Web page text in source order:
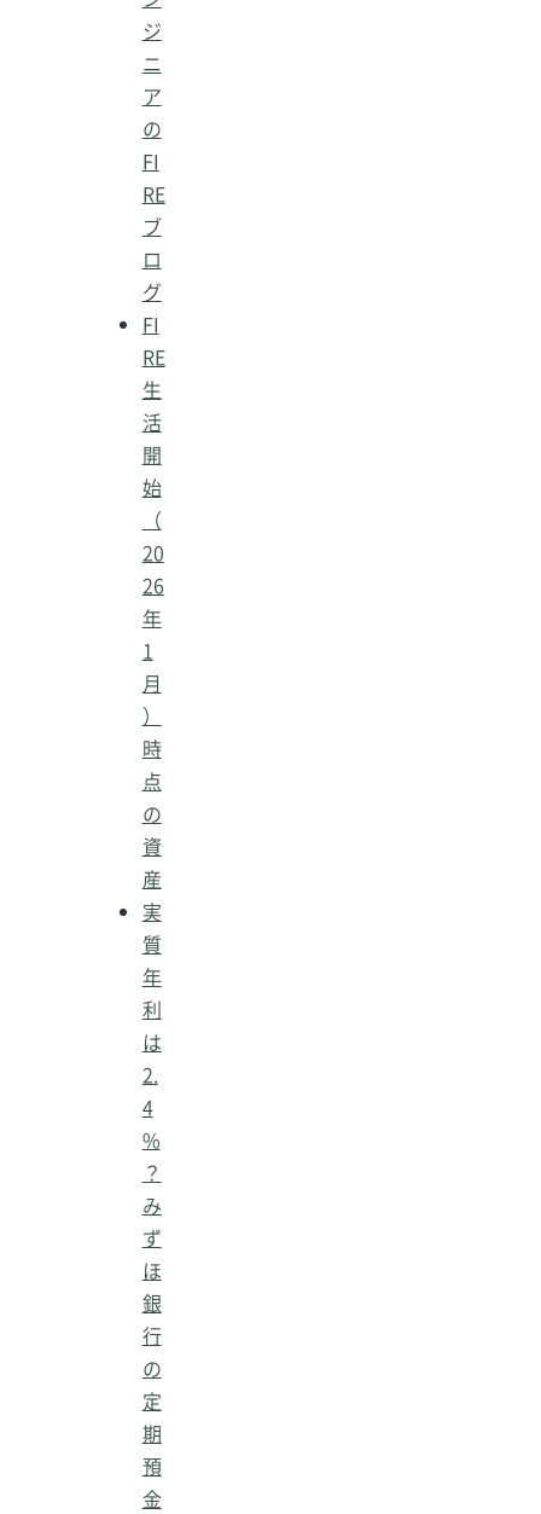
ジ
ニ
ア
の
FI
RE
ブ
ロ
グ
FI
RE
生
活
開
始
（
20
26
年
1
月
）
時
点
の
資
産
実
質
年
利
は
2.
4
%
？
み
ず
ほ
銀
行
の
定
期
預
金